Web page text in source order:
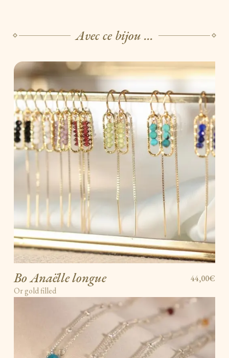
Avec ce bijou ...
Bo Anaëlle longue
44,00€
Or gold filled